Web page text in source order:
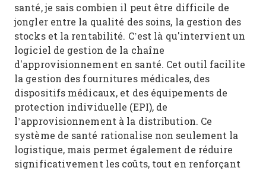
santé, je sais combien il peut être difficile de
jongler entre la qualité des soins, la gestion des
stocks et la rentabilité. C’est là qu'intervient un
logiciel de gestion de la chaîne
d'approvisionnement en santé. Cet outil facilite
la gestion des fournitures médicales, des
dispositifs médicaux, et des équipements de
protection individuelle (EPI), de
l’approvisionnement à la distribution. Ce
système de santé rationalise non seulement la
logistique, mais permet également de réduire
significativement les coûts, tout en renforçant